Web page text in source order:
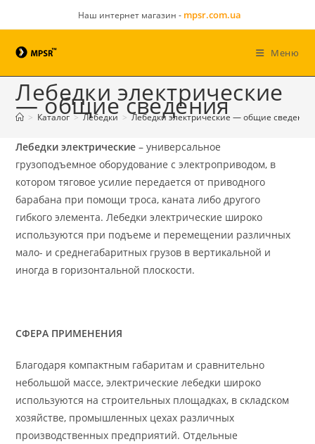
Наш интернет магазин - mpsr.com.ua
Меню
Лебедки электрические
— общие сведения
> Каталог > Лебедки > Лебедки электрические — общие сведения
Лебедки электрические – универсальное
грузоподъемное оборудование с электроприводом, в
котором тяговое усилие передается от приводного
барабана при помощи троса, каната либо другого
гибкого элемента. Лебедки электрические широко
используются при подъеме и перемещении различных
мало- и среднегабаритных грузов в вертикальной и
иногда в горизонтальной плоскости.
СФЕРА ПРИМЕНЕНИЯ
Благодаря компактным габаритам и сравнительно
небольшой массе, электрические лебедки широко
используются на строительных площадках, в складском
хозяйстве, промышленных цехах различных
производственных предприятий. Отдельные